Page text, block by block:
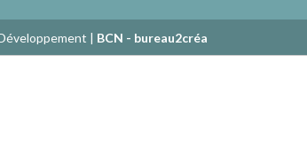
| BCN - bureau2créa